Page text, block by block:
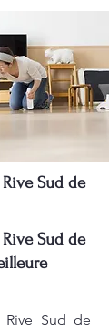
Sud de
Sud de
Rive Sud de